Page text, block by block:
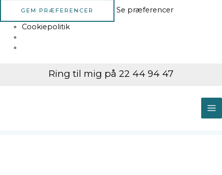
GEM PRÆFERENCER
Se præferencer
Cookiepolitik
Ring til mig på 22 44 94 47